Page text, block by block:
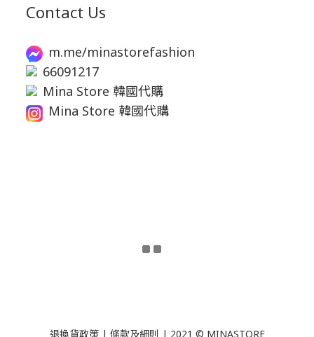
Contact Us
m.me/minastorefashion
66091217
Mina Store 韓國代購
Mina Store 韓國代購
退換貨政策| 條款及細則 | 2021 © MINASTORE